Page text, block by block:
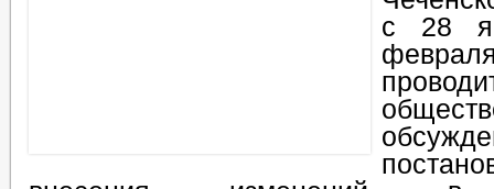
с 28